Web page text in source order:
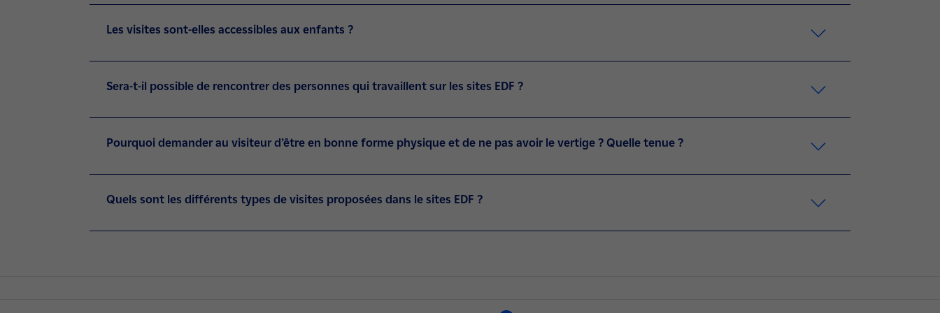
Les visites sont-elles accessibles aux enfants ?
Sera-t-il possible de rencontrer des personnes qui travaillent sur les sites EDF ?
Pourquoi demander au visiteur d’être en bonne forme physique et de ne pas avoir le vertige ? Quelle tenue ?
Quels sont les différents types de visites proposées dans le sites EDF ?